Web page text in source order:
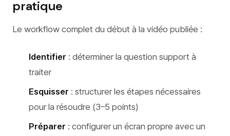
pratique
Le workflow complet du début à la vidéo publiée :
Identifier : déterminer la question support à
traiter
Esquisser : structurer les étapes nécessaires
pour la résoudre (3–5 points)
Préparer : configurer un écran propre avec un